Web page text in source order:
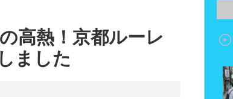
高熱！京都ルーレ
ました